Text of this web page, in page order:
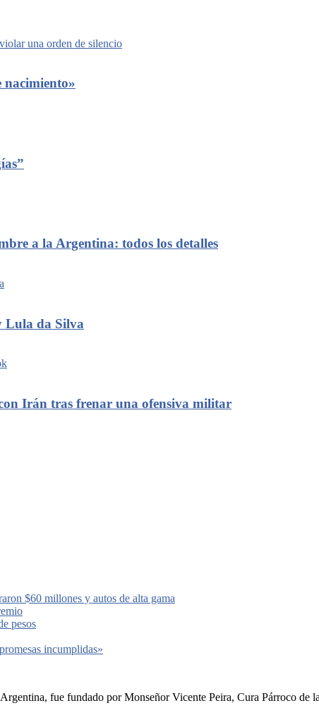
nacimiento»
a la Argentina: todos los detalles
Lula da Silva
Irán tras frenar una ofensiva militar
$60 millones y autos de alta gama
pesos
incumplidas»
fue fundado por Monseñor Vicente Peira, Cura Párroco de